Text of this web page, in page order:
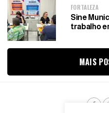
FORTALEZA
Sine
trabalho
MAIS